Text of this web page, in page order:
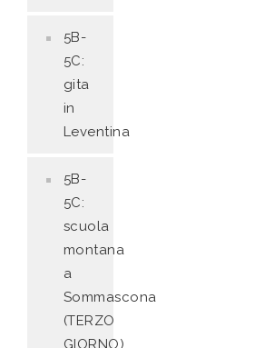
5B-
5C:
gita
in
Leventina
5B-
5C:
scuola
montana
a
Sommascona
(TERZO
GIORNO)